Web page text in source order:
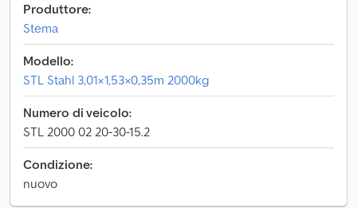
Produttore:
Stema
Modello:
STL Stahl 3,01×1,53×0,35m 2000kg
Numero di veicolo:
STL 2000 02 20-30-15.2
Condizione:
nuovo